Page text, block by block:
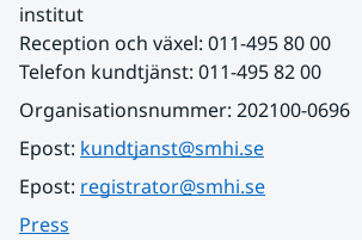
institut
Reception och växel: 011-495 80 00
Telefon kundtjänst: 011-495 82 00
Organisationsnummer: 202100-0696
Epost: kundtjanst@smhi.se
Epost: registrator@smhi.se
Press